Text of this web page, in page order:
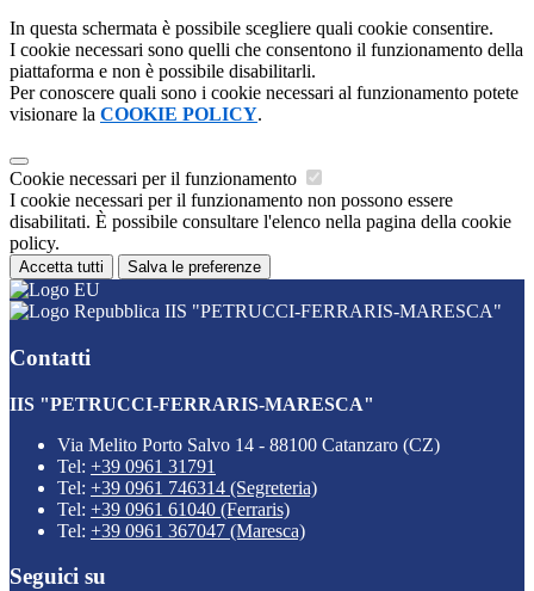
In questa schermata è possibile scegliere quali cookie consentire.
I cookie necessari sono quelli che consentono il funzionamento della
piattaforma e non è possibile disabilitarli.
Per conoscere quali sono i cookie necessari al funzionamento potete
visionare la COOKIE POLICY.
Cookie necessari per il funzionamento
I cookie necessari per il funzionamento non possono essere
disabilitati. È possibile consultare l'elenco nella pagina della cookie
policy.
Accetta tutti Salva le preferenze
IIS "PETRUCCI-FERRARIS-MARESCA"
Contatti
IIS "PETRUCCI-FERRARIS-MARESCA"
Via Melito Porto Salvo 14 - 88100 Catanzaro (CZ)
Tel: +39 0961 31791
Tel: +39 0961 746314 (Segreteria)
Tel: +39 0961 61040 (Ferraris)
Tel: +39 0961 367047 (Maresca)
Seguici su